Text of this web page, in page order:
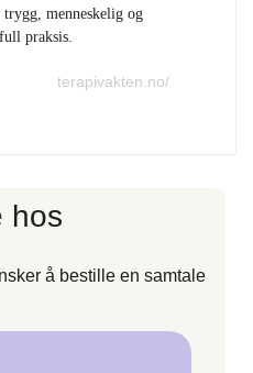
hos
å bestille en samtale
menneskelig og
praksis.
terapivakten.no/